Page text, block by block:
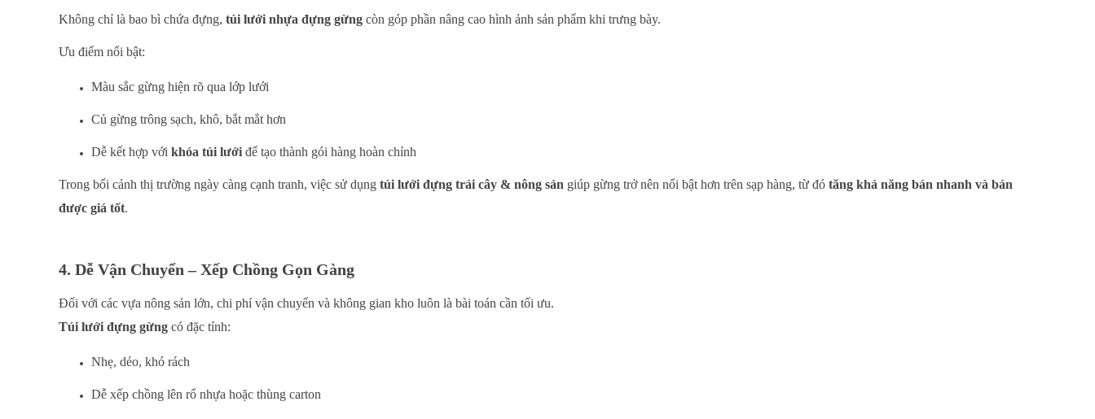
Không chỉ là bao bì chứa đựng, túi lưới nhựa đựng gừng còn góp phần nâng cao hình ảnh sản phẩm khi trưng bày.
Ưu điểm nổi bật:
Màu sắc gừng hiện rõ qua lớp lưới
Củ gừng trông sạch, khô, bắt mắt hơn
Dễ kết hợp với khóa túi lưới để tạo thành gói hàng hoàn chỉnh
Trong bối cảnh thị trường ngày càng cạnh tranh, việc sử dụng túi lưới đựng trái cây & nông sản giúp gừng trở nên nổi bật hơn trên sạp hàng, từ đó tăng khả năng bán nhanh và bán
được giá tốt.
4. Dễ Vận Chuyển – Xếp Chồng Gọn Gàng
Đối với các vựa nông sản lớn, chi phí vận chuyển và không gian kho luôn là bài toán cần tối ưu.
Túi lưới đựng gừng có đặc tính:
Nhẹ, dẻo, khó rách
Dễ xếp chồng lên rổ nhựa hoặc thùng carton